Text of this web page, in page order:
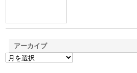
アーカイブ